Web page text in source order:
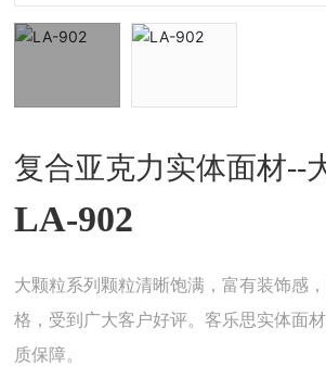
复合亚克力实体面材--
LA-902
大颗粒系列颗粒清晰饱满，富有装饰感
格，受到广大客户好评。客乐思实体面
质保障。